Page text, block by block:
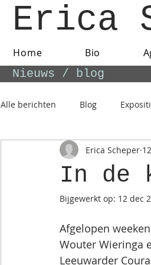
Erica
Home Bio
Alle berichten Blog
In de
Erica Scheper
Bijgewerkt op: 12 dec
Afgelopen
Wouter Wieringa
Leeuwarder
Nieuws / blog